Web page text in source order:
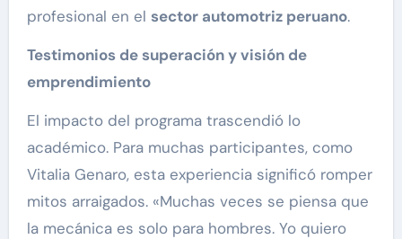
profesional en el sector automotriz peruano.
Testimonios de superación y visión de
emprendimiento
El impacto del programa trascendió lo
académico. Para muchas participantes, como
Vitalia Genaro, esta experiencia significó romper
mitos arraigados. «Muchas veces se piensa que
la mecánica es solo para hombres. Yo quiero